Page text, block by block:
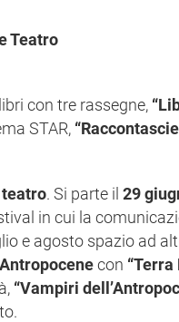
Teatro
con tre rassegne,
STAR,
teatro. Si parte il 29
in cui la
e agosto spazio ad
con “Terra
“Vampiri